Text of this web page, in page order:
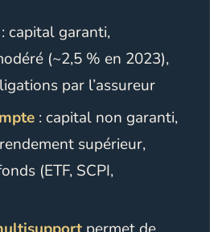
: capital garanti,
(~2,5 % en 2023),
par l’assureur
: capital non garanti,
supérieur,
(ETF, SCPI,